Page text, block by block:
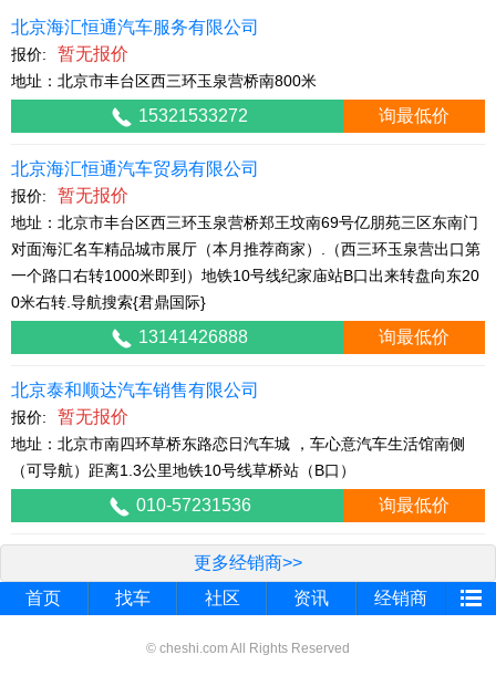
北京海汇恒通汽车服务有限公司
报价: 暂无报价
地址：北京市丰台区西三环玉泉营桥南800米
15321533272 询最低价
北京海汇恒通汽车贸易有限公司
报价: 暂无报价
地址：北京市丰台区西三环玉泉营桥郑王坟南69号亿朋苑三区东南门
对面海汇名车精品城市展厅（本月推荐商家）.（西三环玉泉营出口第
一个路口右转1000米即到）地铁10号线纪家庙站B口出来转盘向东20
0米右转.导航搜索{君鼎国际}
13141426888 询最低价
北京泰和顺达汽车销售有限公司
报价: 暂无报价
地址：北京市南四环草桥东路恋日汽车城 ，车心意汽车生活馆南侧
（可导航）距离1.3公里地铁10号线草桥站（B口）
010-57231536 询最低价
更多经销商>>
首页
找车 社区 资讯 经销商
© cheshi.com All Rights Reserved